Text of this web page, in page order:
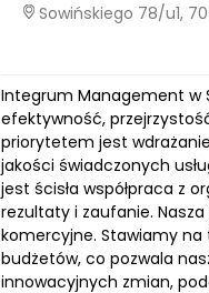
Sowińskiego 78/u1,
Integrum Management w
efektywność,
priorytetem jest
jakości świadczonych
jest ścisła współpraca z
rezultaty i zaufanie.
komercyjne. Stawiamy
budżetów, co pozwala
innowacyjnych zmian,